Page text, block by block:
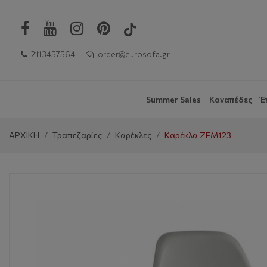
211 3457564 order@eurosofa.gr
Summer Sales Καναπέδες
ΑΡΧΙΚΗ Τραπεζαρίες Καρέκλες Καρέκλα ZEM123